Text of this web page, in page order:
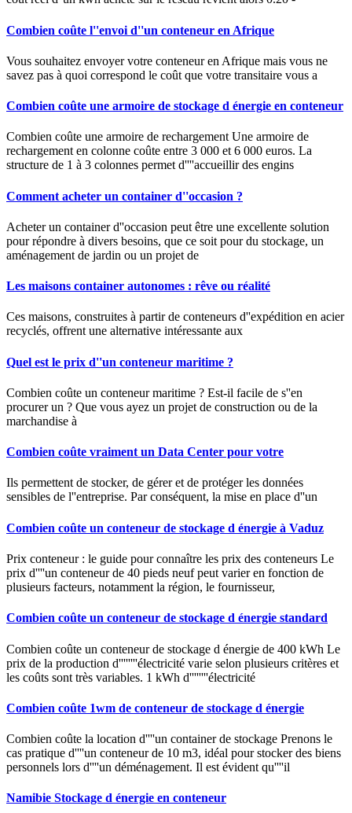
Combien coûte l''envoi d''un conteneur en Afrique
Vous souhaitez envoyer votre conteneur en Afrique mais vous ne
savez pas à quoi correspond le coût que votre transitaire vous a
Combien coûte une armoire de stockage d énergie en conteneur
Combien coûte une armoire de rechargement Une armoire de
rechargement en colonne coûte entre 3 000 et 6 000 euros. La
structure de 1 à 3 colonnes permet d''''accueillir des engins
Comment acheter un container d''occasion ?
Acheter un container d''occasion peut être une excellente solution
pour répondre à divers besoins, que ce soit pour du stockage, un
aménagement de jardin ou un projet de
Les maisons container autonomes : rêve ou réalité
Ces maisons, construites à partir de conteneurs d''expédition en acier
recyclés, offrent une alternative intéressante aux
Quel est le prix d''un conteneur maritime ?
Combien coûte un conteneur maritime ? Est-il facile de s''en
procurer un ? Que vous ayez un projet de construction ou de la
marchandise à
Combien coûte vraiment un Data Center pour votre
Ils permettent de stocker, de gérer et de protéger les données
sensibles de l''entreprise. Par conséquent, la mise en place d''un
Combien coûte un conteneur de stockage d énergie à Vaduz
Prix conteneur : le guide pour connaître les prix des conteneurs Le
prix d''''un conteneur de 40 pieds neuf peut varier en fonction de
plusieurs facteurs, notamment la région, le fournisseur,
Combien coûte un conteneur de stockage d énergie standard
Combien coûte un conteneur de stockage d énergie de 400 kWh Le
prix de la production d''''''''électricité varie selon plusieurs critères et
les coûts sont très variables. 1 kWh d''''''''électricité
Combien coûte 1wm de conteneur de stockage d énergie
Combien coûte la location d''''un container de stockage Prenons le
cas pratique d''''un conteneur de 10 m3, idéal pour stocker des biens
personnels lors d''''un déménagement. Il est évident qu''''il
Namibie Stockage d énergie en conteneur